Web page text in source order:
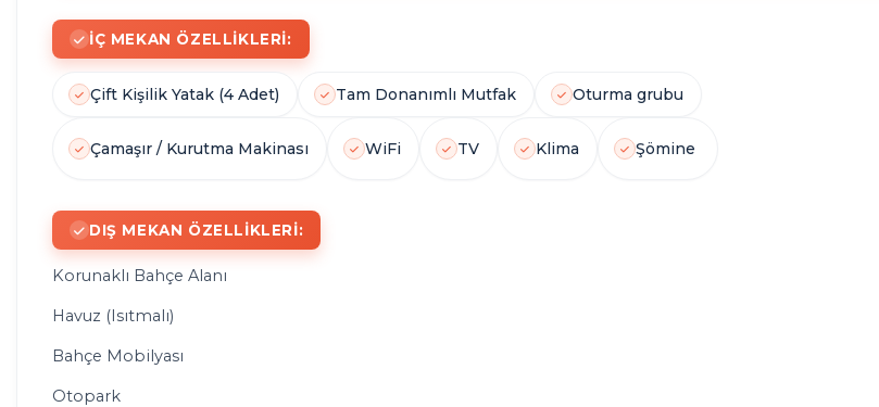
İÇ MEKAN ÖZELLIKLERI:
Çift Kişilik Yatak (4 Adet) Tam Donanımlı Mutfak Oturma grubu
Çamaşır / Kurutma Makinası WiFi TV Klima Şömine
DIŞ MEKAN ÖZELLIKLERI:
Korunaklı Bahçe Alanı
Havuz (Isıtmalı)
Bahçe Mobilyası
Otopark